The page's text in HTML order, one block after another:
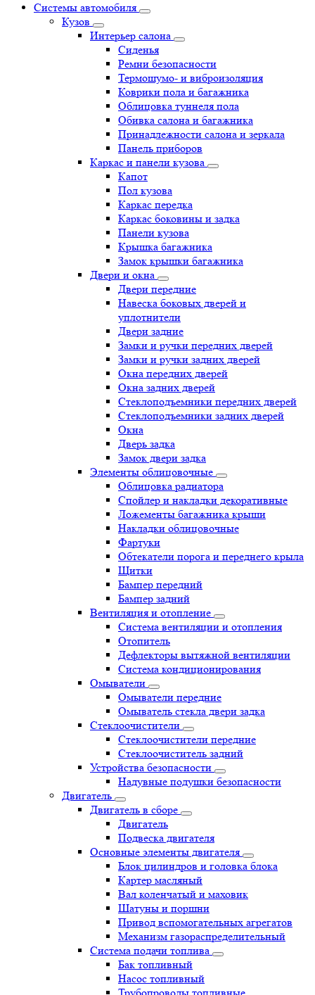
Системы автомобиля
Кузов
Интерьер салона
Сиденья
Ремни безопасности
Термошумо- и виброизоляция
Коврики пола и багажника
Облицовка туннеля пола
Обивка салона и багажника
Принадлежности салона и зеркала
Панель приборов
Каркас и панели кузова
Капот
Пол кузова
Каркас передка
Каркас боковины и задка
Панели кузова
Крышка багажника
Замок крышки багажника
Двери и окна
Двери передние
Навеска боковых дверей и
уплотнители
Двери задние
Замки и ручки передних дверей
Замки и ручки задних дверей
Окна передних дверей
Окна задних дверей
Стеклоподъемники передних дверей
Стеклоподъемники задних дверей
Окна
Дверь задка
Замок двери задка
Элементы облицовочные
Облицовка радиатора
Спойлер и накладки декоративные
Ложементы багажника крыши
Накладки облицовочные
Фартуки
Обтекатели порога и переднего крыла
Щитки
Бампер передний
Бампер задний
Вентиляция и отопление
Система вентиляции и отопления
Отопитель
Дефлекторы вытяжной вентиляции
Система кондиционирования
Омыватели
Омыватели передние
Омыватель стекла двери задка
Стеклоочистители
Стеклоочистители передние
Стеклоочиститель задний
Устройства безопасности
Надувные подушки безопасности
Двигатель
Двигатель в сборе
Двигатель
Подвеска двигателя
Основные элементы двигателя
Блок цилиндров и головка блока
Картер масляный
Вал коленчатый и маховик
Шатуны и поршни
Привод вспомогательных агрегатов
Механизм газораспределительный
Система подачи топлива
Бак топливный
Насос топливный